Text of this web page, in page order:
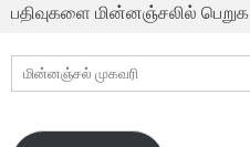
பதிவுகளை மின்னஞ்சலில் பெறுக
மின்னஞ்சல்
முகவரி